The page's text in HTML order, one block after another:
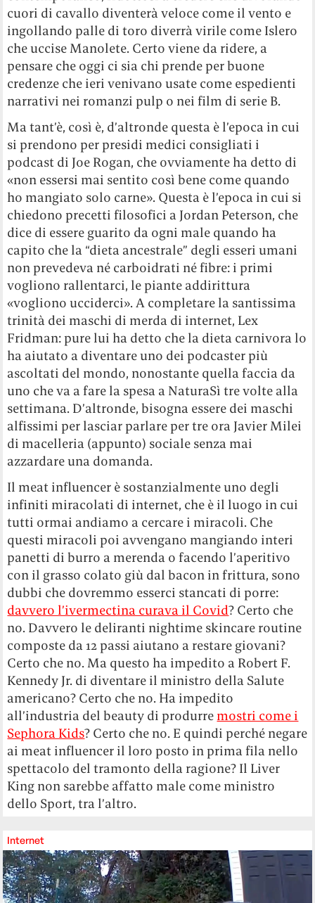
cuori di cavallo diventerà veloce come il vento e
ingollando palle di toro diverrà virile come Islero
che uccise Manolete. Certo viene da ridere, a
pensare che oggi ci sia chi prende per buone
credenze che ieri venivano usate come espedienti
narrativi nei romanzi pulp o nei film di serie B.
Ma tant’è, così è, d’altronde questa è l’epoca in cui
si prendono per presidi medici consigliati i
podcast di Joe Rogan, che ovviamente ha detto di
«non essersi mai sentito così bene come quando
ho mangiato solo carne». Questa è l’epoca in cui si
chiedono precetti filosofici a Jordan Peterson, che
dice di essere guarito da ogni male quando ha
capito che la “dieta ancestrale” degli esseri umani
non prevedeva né carboidrati né fibre: i primi
vogliono rallentarci, le piante addirittura
«vogliono ucciderci». A completare la santissima
trinità dei maschi di merda di internet, Lex
Fridman: pure lui ha detto che la dieta carnivora lo
ha aiutato a diventare uno dei podcaster più
ascoltati del mondo, nonostante quella faccia da
uno che va a fare la spesa a NaturaSì tre volte alla
settimana. D’altronde, bisogna essere dei maschi
alfissimi per lasciar parlare per tre ora Javier Milei
di macelleria (appunto) sociale senza mai
azzardare una domanda.
Il meat influencer è sostanzialmente uno degli
infiniti miracolati di internet, che è il luogo in cui
tutti ormai andiamo a cercare i miracoli. Che
questi miracoli poi avvengano mangiando interi
panetti di burro a merenda o facendo l’aperitivo
con il grasso colato giù dal bacon in frittura, sono
dubbi che dovremmo esserci stancati di porre:
davvero l’ivermectina curava il Covid? Certo che
no. Davvero le deliranti nightime skincare routine
composte da 12 passi aiutano a restare giovani?
Certo che no. Ma questo ha impedito a Robert F.
Kennedy Jr. di diventare il ministro della Salute
americano? Certo che no. Ha impedito
all’industria del beauty di produrre mostri come i
Sephora Kids? Certo che no. E quindi perché negare
ai meat influencer il loro posto in prima fila nello
spettacolo del tramonto della ragione? Il Liver
King non sarebbe affatto male come ministro
dello Sport, tra l’altro.
Internet